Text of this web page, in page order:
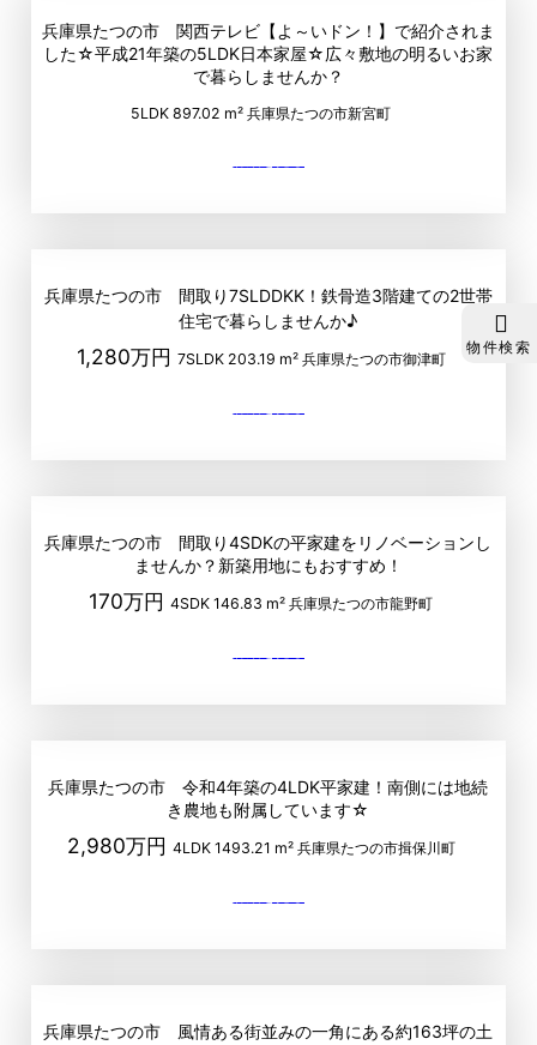
兵庫県たつの市 関西テレビ【よ～いドン！】で紹介されま
した☆平成21年築の5LDK日本家屋☆広々敷地の明るいお家
で暮らしませんか？
5LDK 897.02 m² 兵庫県たつの市新宮町
兵庫県たつの市 間取り7SLDDKK！鉄骨造3階建ての2世帯
住宅で暮らしませんか♪
1,280万円 7SLDK 203.19 m² 兵庫県たつの市御津町
兵庫県たつの市 間取り4SDKの平家建をリノベーションし
ませんか？新築用地にもおすすめ！
170万円4SDK 146.83 m² 兵庫県たつの市龍野町
兵庫県たつの市 令和4年築の4LDK平家建！南側には地続
き農地も附属しています☆
2,980万円 4LDK 1493.21 m² 兵庫県たつの市揖保川町
兵庫県たつの市 風情ある街並みの一角にある約163坪の土
物件検索